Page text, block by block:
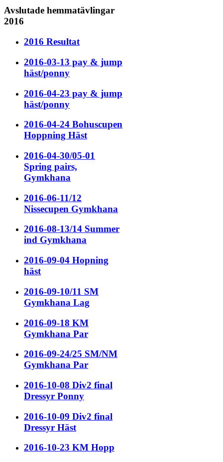
Avslutade hemmatävlingar
2016
2016 Resultat
2016-03-13 pay & jump
häst/ponny
2016-04-23 pay & jump
häst/ponny
2016-04-24 Bohuscupen
Hoppning Häst
2016-04-30/05-01
Spring pairs,
Gymkhana
2016-06-11/12
Nissecupen Gymkhana
2016-08-13/14 Summer
ind Gymkhana
2016-09-04 Hopning
häst
2016-09-10/11 SM
Gymkhana Lag
2016-09-18 KM
Gymkhana Par
2016-09-24/25 SM/NM
Gymkhana Par
2016-10-08 Div2 final
Dressyr Ponny
2016-10-09 Div2 final
Dressyr Häst
2016-10-23 KM Hopp